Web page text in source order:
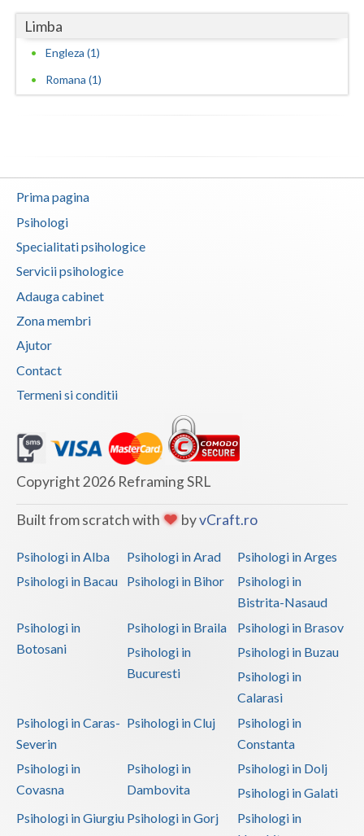
Limba
Engleza (1)
Romana (1)
Prima pagina
Psihologi
Specialitati psihologice
Servicii psihologice
Adauga cabinet
Zona membri
Ajutor
Contact
Termeni si conditii
Copyright 2026 Reframing SRL
Built from scratch with byvCraft.ro
Psihologi in Alba Psihologi in Arad
Psihologi in Arges
Psihologi in Bacau
Psihologi in Bihor
Psihologi in
Bistrita-Nasaud
Psihologi in
Botosani
Psihologi in Braila
Psihologi in Brasov
Psihologi in
Bucuresti
Psihologi in Buzau
Psihologi in
Calarasi
Psihologi in Caras-
Severin
Psihologi in Cluj
Psihologi in
Constanta
Psihologi in
Covasna
Psihologi in
Dambovita
Psihologi in Dolj
Psihologi in Galati
Psihologi in Giurgiu Psihologi in Gorj
Psihologi in